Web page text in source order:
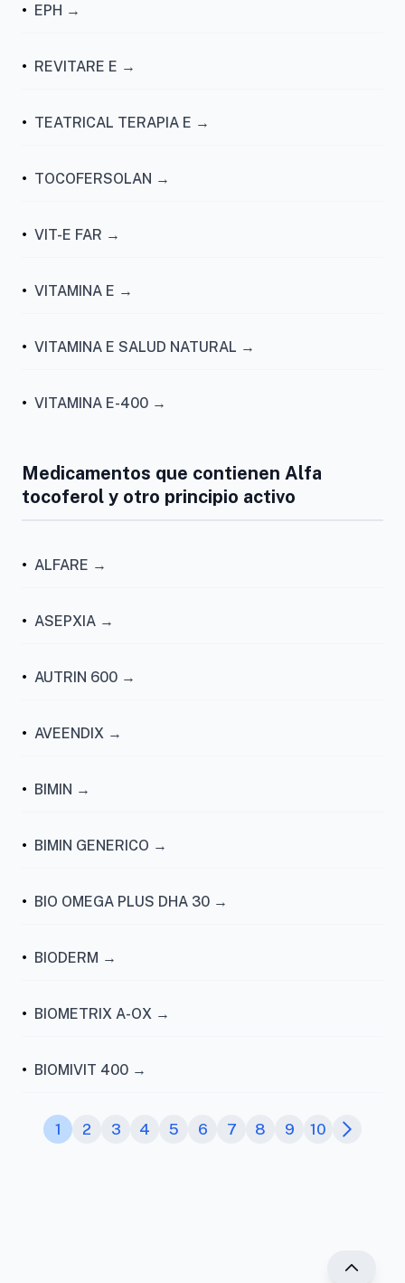
• EPH →
• REVITARE E →
• TEATRICAL TERAPIA E →
• TOCOFERSOLAN →
• VIT-E FAR →
• VITAMINA E →
• VITAMINA E SALUD NATURAL →
• VITAMINA E-400 →
Medicamentos que contienen Alfa
tocoferol y otro principio activo
• ALFARE →
• ASEPXIA →
• AUTRIN 600 →
• AVEENDIX →
• BIMIN →
• BIMIN GENERICO →
• BIO OMEGA PLUS DHA 30 →
• BIODERM →
• BIOMETRIX A-OX →
• BIOMIVIT 400 →
1 2 3 4 5 6 7 8 9 10